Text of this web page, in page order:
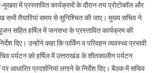
मुखवा में प्रस्तावित कार्यक्रमों के दौरान तय प्रोटोकॉल और
सभी तैयारियां समय से सुनिश्चित की जाए। मुख्य सचिव ने
सहित हर्षिल में जनसभा के प्रस्तावित कार्यक्रम की
दिए। उन्होंने कहा कि पार्किंग व परिवहन व्यवस्था प्रभावी
पर्यटन को हर्षिल में उत्तराखंड के शीतकालीन पर्यटन
आधारित प्रदर्शनियां लगाने के निर्देश दिए। बैठक में सचिव